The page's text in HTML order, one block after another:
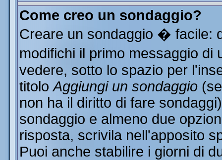
Come creo un sondaggio?
Creare un sondaggio � facile:
modifichi il primo messaggio
vedere, sotto lo spazio per
titoloAggiungi un sondaggio
non ha il diritto di fare
sondaggio e almeno due
risposta, scrivila nell'apposito
Puoi anche stabilire i giorni di